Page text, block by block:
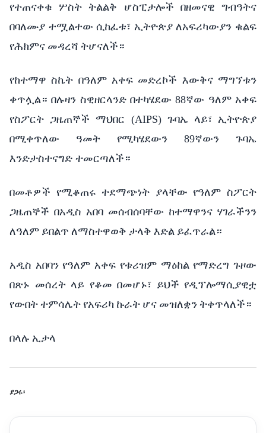
የተጠናቀቁ
ሦስት ትልልቅ ሆስፒታሎች በዘመናዊ
ግብዓትና
በባለሙያ ተሟልተው ሲከፈቱ፣ ኢትዮጵያ ለአፍሪካውያን ቁልፍ
የሕክምና መዳረሻ ትሆናለች።
የከተማዋ ስኬት በዓለም አቀፍ መድረኮች እውቅና ማግኘቱን
ቀጥሏል። በሉዛን ስዊዘርላንድ በተካሄደው 88ኛው ዓለም አቀፍ
የስፖርት ጋዜጠኞች ማህበር (AIPS) ጉባኤ ላይ፣ ኢትዮጵያ
በሚቀጥለው ዓመት የሚካሄደውን 89ኛውን ጉባኤ
እንድታስተናግድ ተመርጣለች።
በመቶዎች የሚቆጠሩ ተደማጭነት ያላቸው የዓለም ስፖርት
ጋዜጠኞች በአዲስ አበባ መሰብሰባቸው ከተማዋንና ሃገራችንን
ለዓለም ይበልጥ ለማስተዋወቅ ታላቅ እድል ይፈጥራል።
አዲስ አበባን የዓለም አቀፍ የቱሪዝም ማዕከል የማድረግ ጉዞው
በጽኑ መሰረት ላይ የቆመ በመሆኑ፣ ይህች የዲፕሎማሲያዊቷ
የውበት ተምሳሌት የአፍሪካ ኩራት ሆና መዝለቋን ትቀጥላለች።
በላሉ ኢታላ
ያጋሩ፡